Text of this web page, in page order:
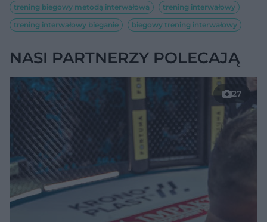
trening biegowy metodą interwałową
trening interwałowy
trening interwałowy bieganie
biegowy trening interwałowy
NASI PARTNERZY POLECAJĄ
27